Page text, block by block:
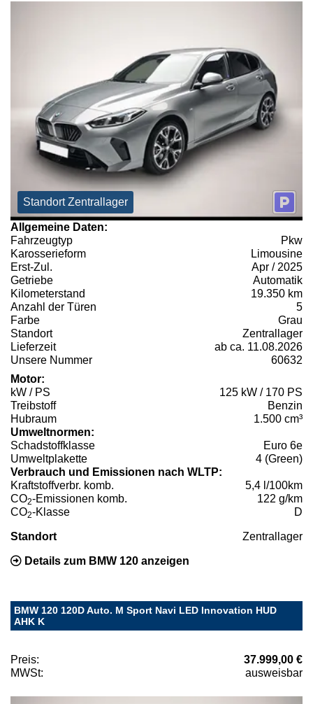
Standort Zentrallager
Allgemeine Daten:
Fahrzeugtyp
Pkw
Karosserieform
Limousine
Erst-Zul.
Apr / 2025
Getriebe
Automatik
Kilometerstand
19.350 km
Anzahl der Türen
5
Farbe
Grau
Standort
Zentrallager
Lieferzeit
ab ca. 11.08.2026
Unsere Nummer
60632
Motor:
kW / PS
125 kW / 170 PS
Treibstoff
Benzin
Hubraum
1.500 cm³
Umweltnormen:
Schadstoffklasse
Euro 6e
Umweltplakette
4 (Green)
Verbrauch und Emissionen nach WLTP:
Kraftstoffverbr. komb.
5,4 l/100km
CO2-Emissionen komb.
122 g/km
CO2-Klasse D
Standort Zentrallager
Details zum BMW 120 anzeigen
BMW 120 120D Auto. M Sport Navi LED Innovation HUD
AHK K
Preis:
37.999,00 €
MWSt:
ausweisbar